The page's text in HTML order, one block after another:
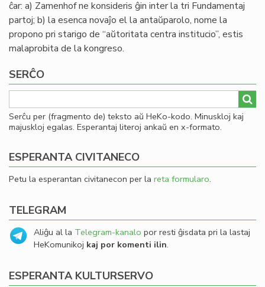
ĉar: a) Zamenhof ne konsideris ĝin inter la tri Fundamentaj
partoj; b) la esenca novaĵo el la antaŭparolo, nome la
propono pri starigo de “aŭtoritata centra institucio”, estis
malaprobita de la kongreso.
SERĈO
Serĉu per (fragmento de) teksto aŭ HeKo-kodo. Minuskloj kaj
majuskloj egalas. Esperantaj literoj ankaŭ en x-formato.
ESPERANTA CIVITANECO
Petu la esperantan civitanecon per la reta formularo.
TELEGRAM
Aliĝu al la Telegram-kanalo por resti ĝisdata pri la lastaj
HeKomunikoj kaj por komenti ilin.
ESPERANTA KULTURSERVO